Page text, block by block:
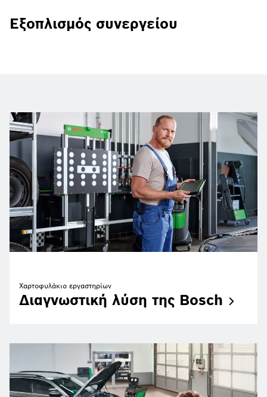
Εξοπλισμός συνεργείου
Χαρτοφυλάκιο εργαστηρίων
Διαγνωστική λύση της Bosch